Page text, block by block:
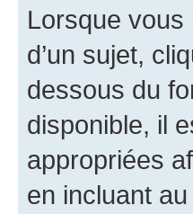
Lorsque
d’un sujet,
dessous du
disponible, il
appropriées
en incluant